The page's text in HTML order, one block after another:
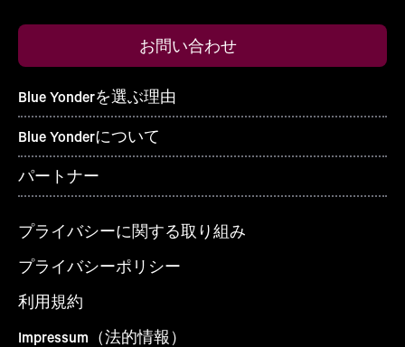
お問い合わせ
Blue Yonderを選ぶ理由
Blue Yonderについて
パートナー
プライバシーに関する取り組み
プライバシーポリシー
利用規約
Impressum（法的情報）